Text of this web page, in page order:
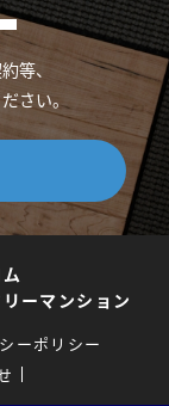
等、
さい。
ーマンション
ーポリシー